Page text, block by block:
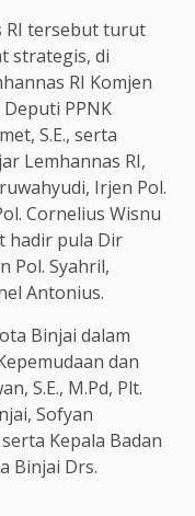
RI tersebut turut
strategis, di
RI Komjen
Deputi PPNK
S.E., serta
Lemhannas RI,
Irjen Pol.
Cornelius Wisnu
hadir pula Dir
Pol. Syahril,
Antonius.
Binjai dalam
dan
S.E., M.Pd, Plt.
Sofyan
Kepala Badan
Binjai Drs.